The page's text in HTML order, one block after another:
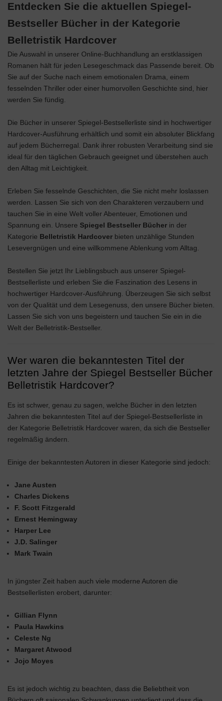
Entdecken Sie die aktuellen Spiegel-
Bestseller Bücher in der Kategorie
Belletristik Hardcover
Die Auswahl in unserer Online-Buchhandlung an erstklassigen
Romanen hält für jeden Lesegeschmack das Passende bereit. Ob
Sie auf der Suche nach einem emotionalen Drama, einem
fesselnden Thriller oder einer humorvollen Geschichte sind, hier
werden Sie fündig.
Die Bücher in unserer Spiegel-Bestsellerliste sind in hochwertiger
Hardcover-Ausführung erhältlich und somit ein absoluter Blickfang
auf jedem Bücherregal. Dank ihrer robusten Verarbeitung sind sie
ideal für den täglichen Gebrauch geeignet und überstehen auch
den Alltag mit Leichtigkeit.
Erleben Sie fesselnde Geschichten, die Sie nicht mehr loslassen
werden. Lassen Sie sich von den Charakteren verzaubern und
tauchen Sie in eine Welt voller Abenteuer, Emotionen und
Spannung ein. Unsere Spiegel Bestseller Bücher in der
Kategorie Belletristik Hardcover bieten unzählige Stunden
Lesevergnügen und eine willkommene Ablenkung vom Alltag.
Bestellen Sie jetzt Ihr Lieblingsbuch aus unserer Spiegel-
Bestsellerliste und erleben Sie die Faszination des Lesens in
hochwertiger Hardcover-Ausführung. Überzeugen Sie sich selbst
von der Qualität und dem Lesegenuss, den unsere Bücher bieten.
Lassen Sie sich von uns begeistern und tauchen Sie ein in die
Welt der Belletristik-Bestseller.
Wer waren die bekanntesten Titel der
letzten Jahre der Spiegel Bestseller Bücher
Belletristik Hardcover?
Es ist schwer, genau zu sagen, welche Bücher in den letzten
Jahren die bekanntesten Titel auf der Spiegel-Bestsellerliste in
der Kategorie Belletristik Hardcover waren, da sich die Bestseller
regelmäßig ändern.
Einige der bekanntesten Autoren in dieser Kategorie sind jedoch:
Jane Austen
Charles Dickens
F. Scott Fitzgerald
Ernest Hemingway
Harper Lee
J.D. Salinger
Mark Twain
In jüngster Zeit haben auch viele moderne Autoren die
Bestsellerlisten erobert, darunter:
Gillian Flynn
Paula Hawkins
Celeste Ng
Margaret Atwood
Jojo Moyes
Es ist jedoch wichtig zu beachten, dass die Beliebtheit von